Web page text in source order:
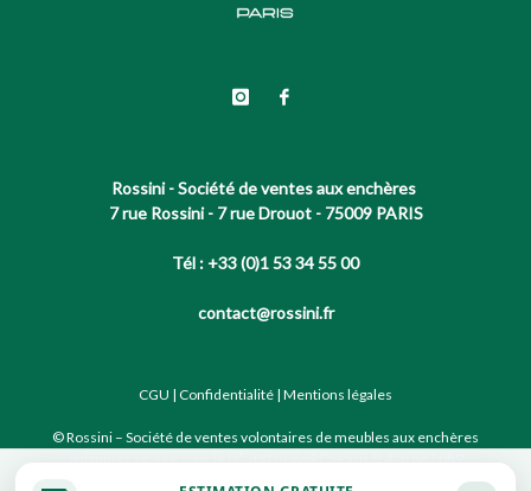
Rossini - Société de ventes aux enchères
7 rue Rossini - 7 rue Drouot - 75009 PARIS
Tél : +33 (0)1 53 34 55 00
contact@rossini.fr
CGU | Confidentialité | Mentions légales
© Rossini – Société de ventes volontaires de meubles aux enchères